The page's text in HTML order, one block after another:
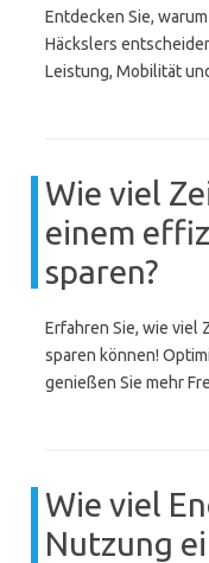
Entdecken Sie,
Häckslers
Leistung, Mobilität
Wie viel
einem
sparen?
Erfahren Sie, wie viel
sparen können!
genießen Sie mehr
Wie viel
Nutzung